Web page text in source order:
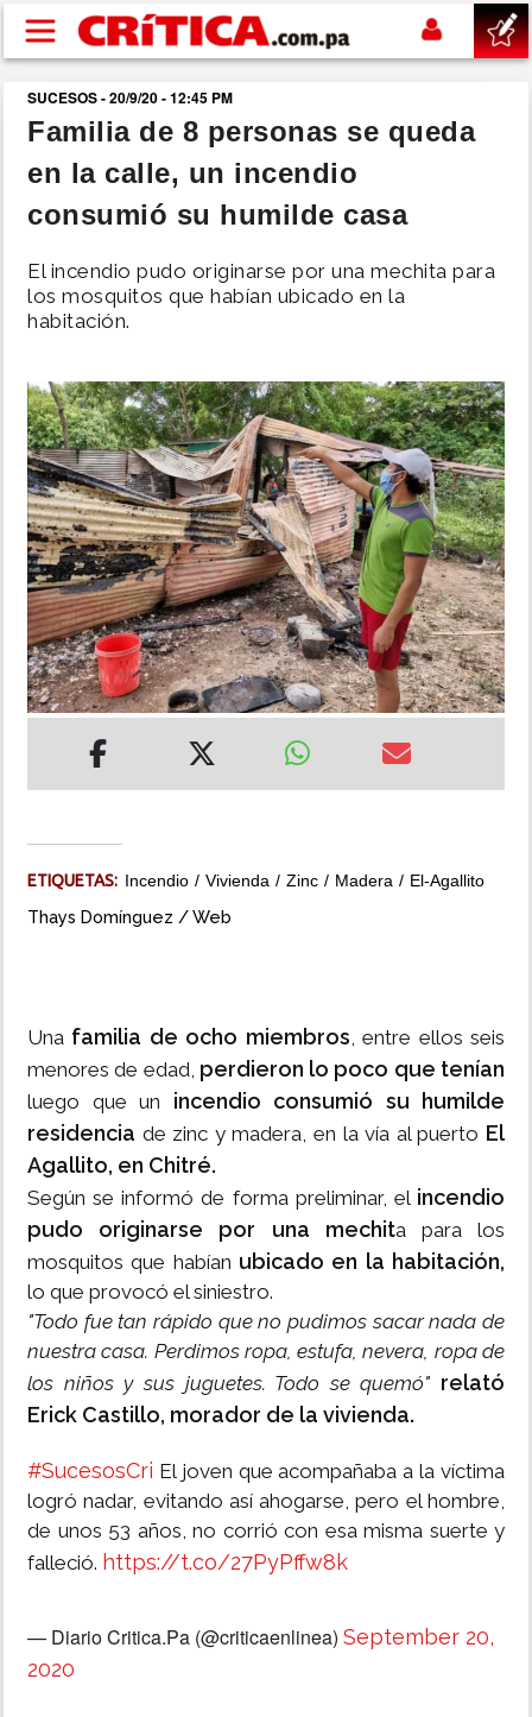
Pasar al contenido principal
buscar
SUCESOS
POLÍTICA
DEPORTES
MUNDO
INSÓLITAS
MULTIMEDIA
IMPRESO
SUCESOS - 20/9/20 - 12:45 PM
Familia de 8 personas se queda
en la calle, un incendio
consumió su humilde casa
El incendio pudo originarse por una mechita para
los mosquitos que habían ubicado en la
habitación.
ETIQUETAS: Incendio Vivienda Zinc Madera El-Agallito
Thays Domínguez / Web
Una familia de ocho miembros, entre ellos seis
menores de edad, perdieron lo poco que tenían
luego que un incendio consumió su humilde
residencia de zinc y madera, en la vía al puerto El
Agallito, en Chitré.
Según se informó de forma preliminar, el incendio
pudo originarse por una mechita para los
mosquitos que habían ubicado en la habitación,
lo que provocó el siniestro.
"Todo fue tan rápido que no pudimos sacar nada de
nuestra casa. Perdimos ropa, estufa, nevera, ropa de
los niños y sus juguetes. Todo se quemó" relató
Erick Castillo, morador de la vivienda.
#SucesosCri El joven que acompañaba a la víctima
logró nadar, evitando así ahogarse, pero el hombre,
de unos 53 años, no corrió con esa misma suerte y
falleció. https://t.co/27PyPffw8k
— Diario Critica.Pa (@criticaenlinea) September 20,
2020